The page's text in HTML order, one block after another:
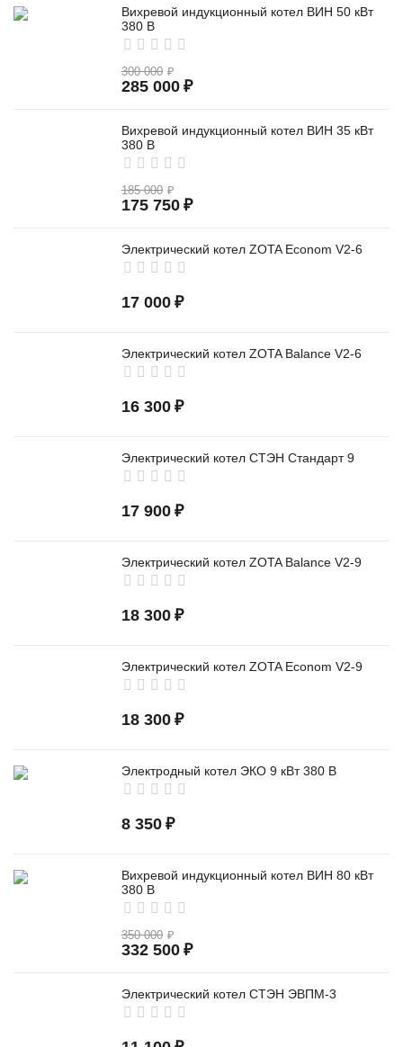
Вихревой индукционный котел ВИН 50 кВт
380 В
300 000 ₽
285 000 ₽
Вихревой индукционный котел ВИН 35 кВт
380 В
185 000 ₽
175 750 ₽
Электрический котел ZOTA Econom V2-6
17 000 ₽
Электрический котел ZOTA Balance V2-6
16 300 ₽
Электрический котел СТЭН Стандарт 9
17 900 ₽
Электрический котел ZOTA Balance V2-9
18 300 ₽
Электрический котел ZOTA Econom V2-9
18 300 ₽
Электродный котел ЭКО 9 кВт 380 В
8 350 ₽
Вихревой индукционный котел ВИН 80 кВт
380 В
350 000 ₽
332 500 ₽
Электрический котел СТЭН ЭВПМ-3